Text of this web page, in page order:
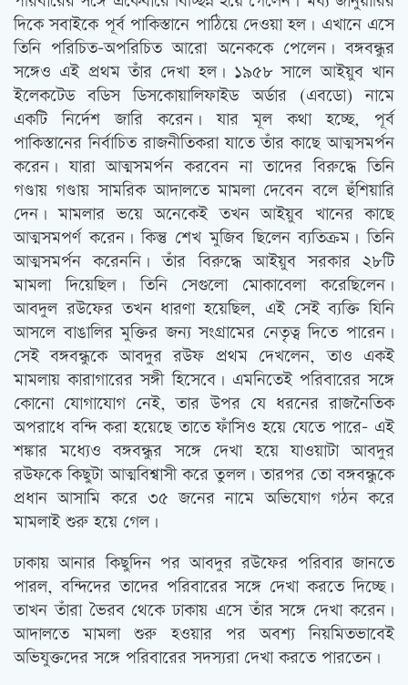
দিকে সবাইকে পূর্ব পাকিস্তানে পাঠিয়ে দেওয়া হল। এখানে এসে
তিনি পরিচিত-অপরিচিত আরো অনেককে পেলেন। বঙ্গবন্ধুর
সঙ্গেও এই প্রথম তাঁর দেখা হল। ১৯৫৮ সালে আইয়ুব খান
ইলেকটেড বডিস ডিসকোয়ালিফাইড অর্ডার (এবডো) নামে
একটি নির্দেশ জারি করেন। যার মূল কথা হচ্ছে, পূর্ব
পাকিস্তানের নির্বাচিত রাজনীতিকরা যাতে তাঁর কাছে আত্মসমর্পন
করেন। যারা আত্মসমর্পন করবেন না তাদের বিরুদ্ধে তিনি
গণ্ডায় গণ্ডায় সামরিক আদালতে মামলা দেবেন বলে হুঁশিয়ারি
দেন। মামলার ভয়ে অনেকেই তখন আইয়ুব খানের কাছে
আত্মসমপর্ণ করেন। কিন্তু শেখ মুজিব ছিলেন ব্যতিক্রম। তিনি
আত্মসমর্পন করেননি। তাঁর বিরুদ্ধে আইয়ুব সরকার ২৮টি
মামলা দিয়েছিল। তিনি সেগুলো মোকাবেলা করেছিলেন।
আবদুল রউফের তখন ধারণা হয়েছিল, এই সেই ব্যক্তি যিনি
আসলে বাঙালির মুক্তির জন্য সংগ্রামের নেতৃত্ব দিতে পারেন।
সেই বঙ্গবন্ধুকে আবদুর রউফ প্রথম দেখলেন, তাও একই
মামলায় কারাগারের সঙ্গী হিসেবে। এমনিতেই পরিবারের সঙ্গে
কোনো যোগাযোগ নেই, তার উপর যে ধরনের রাজনৈতিক
অপরাধে বন্দি করা হয়েছে তাতে ফাঁসিও হয়ে যেতে পারে- এই
শঙ্কার মধ্যেও বঙ্গবন্ধুর সঙ্গে দেখা হয়ে যাওয়াটা আবদুর
রউফকে কিছুটা আত্মবিশ্বাসী করে তুলল। তারপর তো বঙ্গবন্ধুকে
প্রধান আসামি করে ৩৫ জনের নামে অভিযোগ গঠন করে
মামলাই শুরু হয়ে গেল।
ঢাকায় আনার কিছুদিন পর আবদুর রউফের পরিবার জানতে
পারল, বন্দিদের তাদের পরিবারের সঙ্গে দেখা করতে দিচ্ছে।
তাখন তাঁরা ভৈরব থেকে ঢাকায় এসে তাঁর সঙ্গে দেখা করেন।
আদালতে মামলা শুরু হওয়ার পর অবশ্য নিয়মিতভাবেই
অভিযুক্তদের সঙ্গে পরিবারের সদস্যরা দেখা করতে পারতেন।